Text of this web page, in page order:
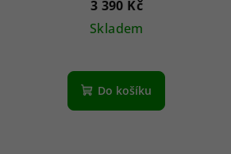
3 390 Kč
Skladem
Do košíku